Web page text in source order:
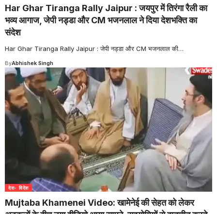
Har Ghar Tiranga Rally Jaipur : जयपुर में तिरंगा रैली का
भव्य आगाज, जेपी नड्डा और CM भजनलाल ने दिया देशभक्ति का
संदेश
Har Ghar Tiranga Rally Jaipur : जेपी नड्डा और CM भजनलाल की…
ByAbhishek Singh
देश- विदेश
Mujtaba Khamenei Video: खामेनेई की सेहत को लेकर